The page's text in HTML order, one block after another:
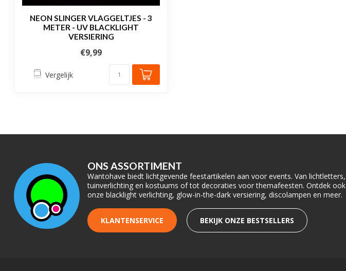
NEON SLINGER VLAGGELTJES - 3
METER - UV BLACKLIGHT
VERSIERING
€9,99
Vergelijk
ONS ASSORTIMENT
Wantohave biedt lichtgevende feestartikelen aan voor events. Van lichtletters,
tuinverlichting en kostuums of tot decoraties voor themafeesten. Ontdek ook
onze blacklight verlichting, glow-in-the-dark versiering, discolampen en meer.
KLANTENSERVICE BEKIJK ONZE BESTSELLERS